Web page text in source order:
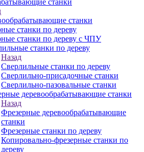
станки
станки
станки по дереву
станки по дереву с ЧПУ
станки по дереву
Назад
Сверлильные станки по дереву
Сверлильно-присадочные станки
Сверлильно-пазовальные станки
деревообрабатывающие станки
Назад
Фрезерные деревообрабатывающие
станки
Фрезерные станки по дереву
Копировально-фрезерные станки по
дереву